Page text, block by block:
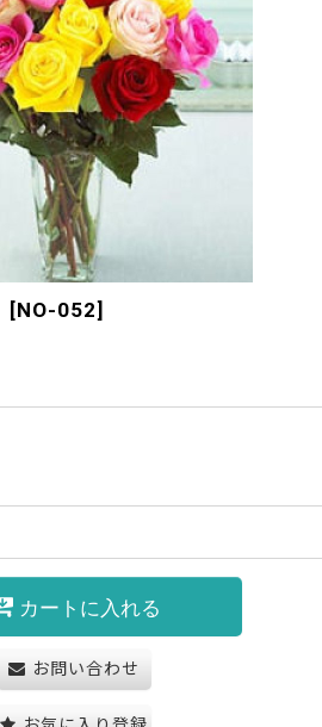
[NO-052]
カートに入れる
お問い合わせ